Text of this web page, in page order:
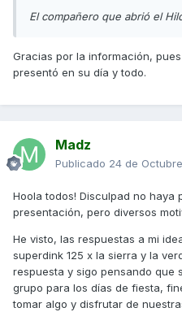
El compañero que abrió el
Gracias por la información,
presentó en su día y todo.
Madz
Publicado 24 de
Hoola todos! Disculpad no haya
presentación, pero diversos
He visto, las respuestas a mi
superdink 125 x la sierra y la
respuesta y sigo pensando que
grupo para los días de fiesta,
tomar algo y disfrutar de